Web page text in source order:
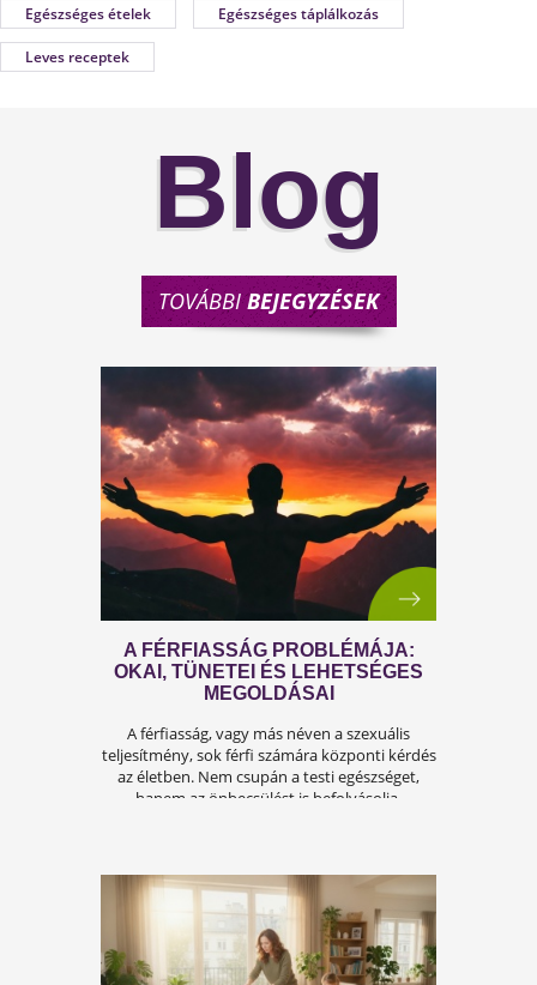
Egészséges ételek Egészséges táplálkozás
Leves receptek
Blog
TOVÁBBIBEJEGYZÉSEK